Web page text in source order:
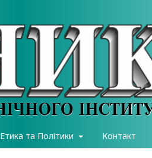
Етика та Політики Контакт